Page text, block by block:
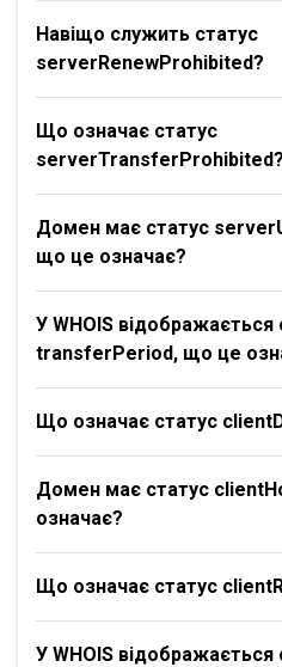
Навіщо служить статус
serverRenewProhibited?
Що означає статус
serverTransferProhibited?
Домен має статус
що це означає?
У WHOIS відображається
transferPeriod, що це
Що означає статус
Домен має статус
означає?
Що означає статус
У WHOIS відображається